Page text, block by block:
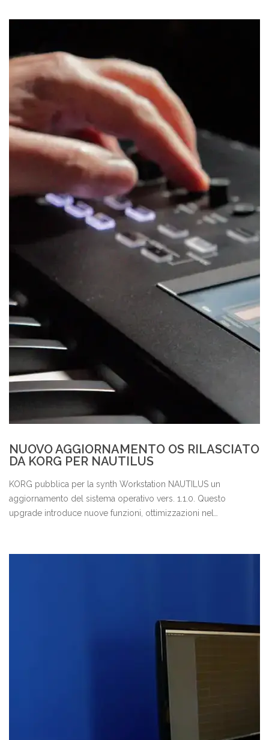
download di queste risorse.
NUOVO AGGIORNAMENTO OS RILASCIATO
DA KORG PER NAUTILUS
KORG pubblica per la synth Workstation NAUTILUS un
aggiornamento del sistema operativo vers. 1.1.0. Questo
upgrade introduce nuove funzioni, ottimizzazioni nel